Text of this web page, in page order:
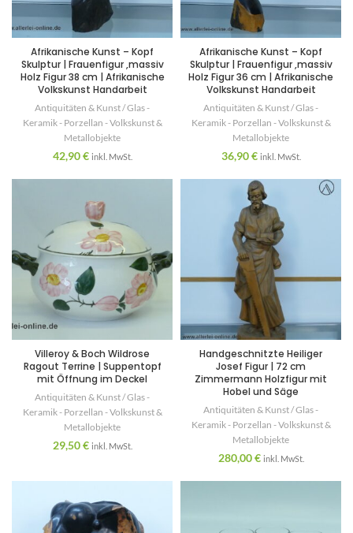
Afrikanische Kunst – Kopf
Skulptur | Frauenfigur ,massiv
Holz Figur 38 cm | Afrikanische
Volkskunst Handarbeit
Antiquitäten & Kunst / Glas -
Keramik - Porzellan - Volkskunst &
Metallobjekte
42,90€ inkl. MwSt.
Afrikanische Kunst – Kopf
Skulptur | Frauenfigur ,massiv
Holz Figur 36 cm | Afrikanische
Volkskunst Handarbeit
Antiquitäten & Kunst / Glas -
Keramik - Porzellan - Volkskunst &
Metallobjekte
36,90€ inkl. MwSt.
Villeroy & Boch Wildrose
Ragout Terrine | Suppentopf
mit Öffnung im Deckel
Antiquitäten & Kunst / Glas -
Keramik - Porzellan - Volkskunst &
Metallobjekte
29,50€ inkl. MwSt.
Handgeschnitzte Heiliger
Josef Figur | 72 cm
Zimmermann Holzfigur mit
Hobel und Säge
Antiquitäten & Kunst / Glas -
Keramik - Porzellan - Volkskunst &
Metallobjekte
280,00€ inkl. MwSt.